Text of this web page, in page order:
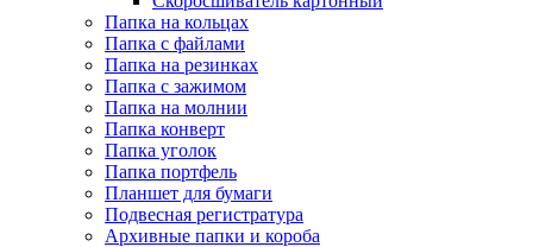
Папка на кольцах
Папка с файлами
Папка на резинках
Папка с зажимом
Папка на молнии
Папка конверт
Папка уголок
Папка портфель
Планшет для бумаги
Подвесная регистратура
Архивные папки и короба